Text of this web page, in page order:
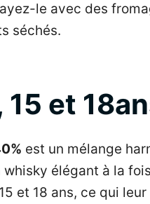
le avec des
séchés.
15 et
est un mélange
élégant à la
et 18 ans, ce qui